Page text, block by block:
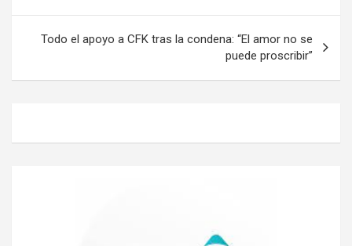
entradas
Todo el apoyo a CFK tras la condena: “El amor no se
puede proscribir”